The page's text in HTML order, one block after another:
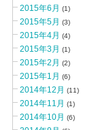
2015年6月 (1)
2015年5月 (3)
2015年4月 (4)
2015年3月 (1)
2015年2月 (2)
2015年1月 (6)
2014年12月 (11)
2014年11月 (1)
2014年10月 (6)